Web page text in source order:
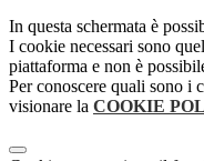
In questa schermata è
I cookie necessari sono
piattaforma e non è
Per conoscere quali sono i
visionare la COOKIE